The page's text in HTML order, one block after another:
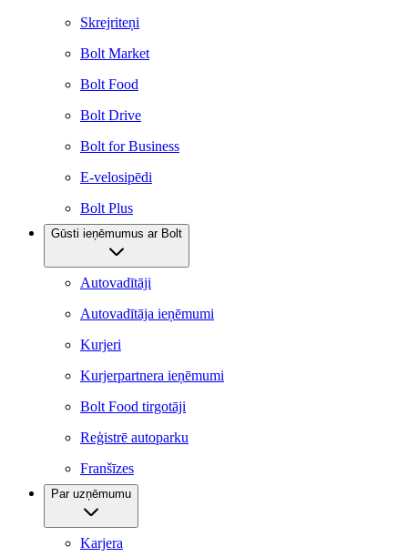
Skrejriteņi
Bolt Market
Bolt Food
Bolt Drive
Bolt for Business
E-velosipēdi
Bolt Plus
Gūsti ieņēmumus ar Bolt
Autovadītāji
Autovadītāja ieņēmumi
Kurjeri
Kurjerpartnera ieņēmumi
Bolt Food tirgotāji
Reģistrē autoparku
Franšīzes
Par uzņēmumu
Karjera